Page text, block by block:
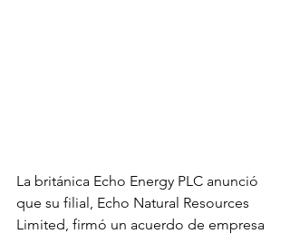
La británica Echo Energy PLC anunció
que su filial, Echo Natural Resources
Limited, firmó un acuerdo de empresa